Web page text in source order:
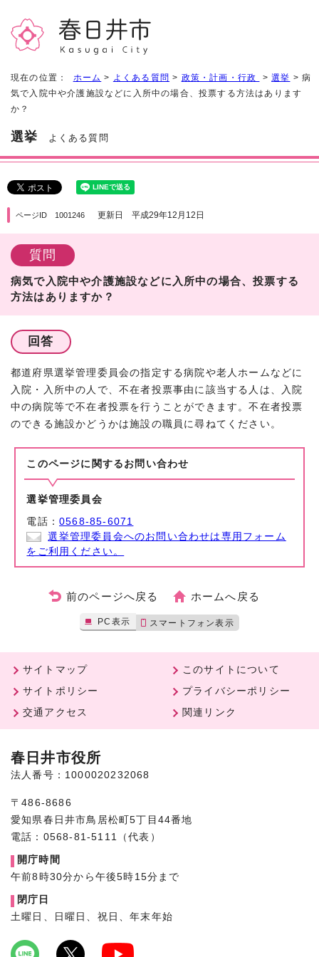
現在の位置： ホーム > よくある質問 > 政策・計画・行政 >選挙 > 病
気で入院中や介護施設などに入所中の場合、投票する方法はあります
か？
選挙 よくある質問
ページID 1001246 更新日 平成29年12月12日
質問
病気で入院中や介護施設などに入所中の場合、投票する
方法はありますか？
回答
都道府県選挙管理委員会の指定する病院や老人ホームなどに
入院・入所中の人で、不在者投票事由に該当する人は、入院
中の病院等で不在者投票を行うことができます。不在者投票
のできる施設かどうかは施設の職員に尋ねてください。
このページに関する お問い合わせ
選挙管理委員会
電話：0568-85-6071
選挙管理委員会へのお問い合わせは専用フォーム
をご利用ください。
前のページへ戻る ホームへ戻る
PC表示 スマートフォン表示
サイトマップ
このサイトについて
サイトポリシー
プライバシーポリシー
交通アクセス
関連リンク
春日井市役所
法人番号：1000020232068
〒486-8686
愛知県春日井市鳥居松町5丁目44番地
電話：0568-81-5111（代表）
開庁時間
午前8時30分から午後5時15分まで
閉庁日
土曜日、日曜日、祝日、年末年始